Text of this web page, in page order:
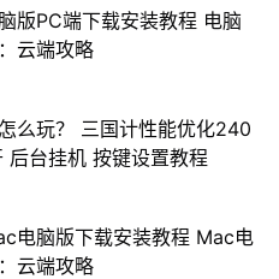
版PC端下载安装教程 电脑
云端攻略
么玩？ 三国计性能优化240
后台挂机 按键设置教程
电脑版下载安装教程 Mac电
云端攻略